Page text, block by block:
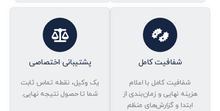
پشتیبانی اختصاصی
یک وکیل، نقطه تماس ثابت
شما تا حصول نتیجه نهایی.
شفافیت کامل
شفافیت کامل با اعلام
هزینه نهایی و زمان‌بندی از
ابتدا و گزارش‌های منظم